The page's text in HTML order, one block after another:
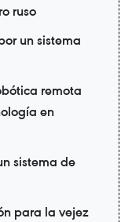
ruso
un sistema
remota
en
sistema de
para la vejez